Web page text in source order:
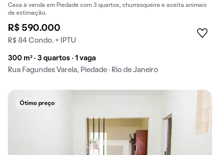
Casa à venda em Piedade com 3 quartos, churrasqueira e aceita animais
de estimação.
R$ 590.000
R$ 84 Condo. + IPTU
300 m² · 3 quartos · 1 vaga
Rua Fagundes Varela, Piedade · Rio de Janeiro
Ótimo preço